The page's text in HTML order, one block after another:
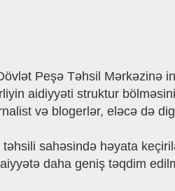
Peşə Təhsil Mərkəzinə
aidiyyəti struktur
və blogerlər, eləcə də
sahəsində həyata
daha geniş təqdim